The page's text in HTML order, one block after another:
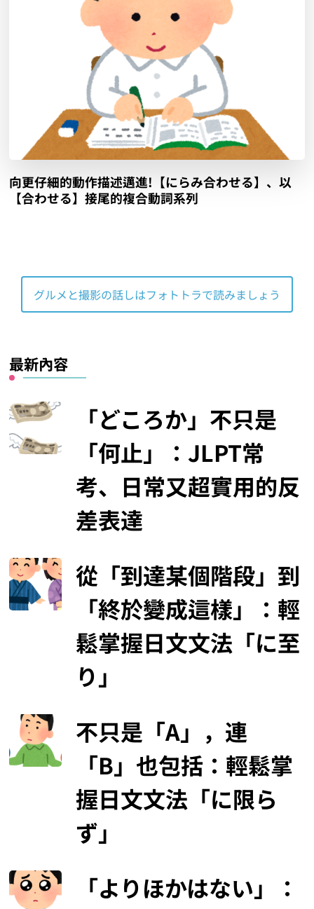
向更仔細的動作描述邁進!【にらみ合わせる】、以
【合わせる】接尾的複合動詞系列
グルメと撮影の話しはフォトトラで読みましょう
最新內容
「どころか」不只是
「何止」：JLPT常
考、日常又超實用的反
差表達
從「到達某個階段」到
「終於變成這樣」：輕
鬆掌握日文文法「に至
り」
不只是「A」，連
「B」也包括：輕鬆掌
握日文文法「に限ら
ず」
「よりほかはない」：